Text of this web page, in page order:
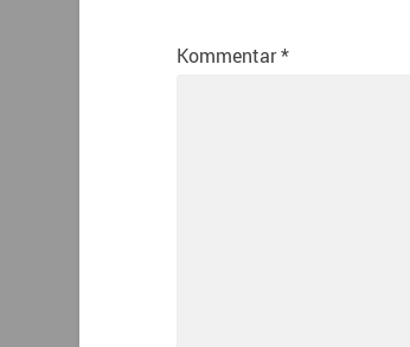
Kommentar*